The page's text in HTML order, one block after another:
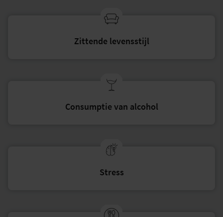
Zittende levensstijl
Consumptie van alcohol
Stress